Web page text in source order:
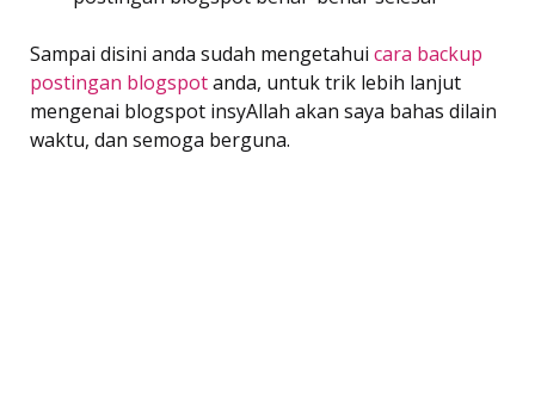
Sampai disini anda sudah mengetahui cara backup
postingan blogspotanda, untuk trik lebih lanjut
mengenai blogspot insyAllah akan saya bahas dilain
waktu, dan semoga berguna.